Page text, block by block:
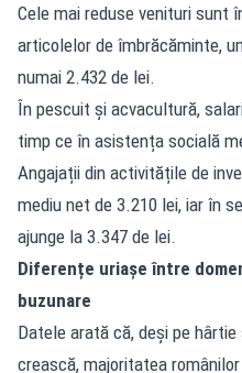
Cele mai reduse venituri sunt
articolelor de îmbrăcăminte,
numai 2.432 de lei.
În pescuit și acvacultură,
timp ce în asistența socială
Angajații din activitățile de
mediu net de 3.210 lei, iar în
ajunge la 3.347 de lei.
Diferențe uriașe între
buzunare
Datele arată că, deși pe
crească, majoritatea